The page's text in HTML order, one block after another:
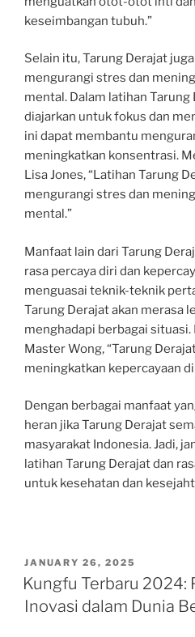
keseimbangan tubuh.”
Selain itu, Tarung Derajat
mengurangi stres dan
mental. Dalam latihan Tarung
diajarkan untuk fokus dan
ini dapat membantu
meningkatkan konsentrasi.
Lisa Jones, “Latihan Tarung
mengurangi stres dan
mental.”
Manfaat lain dari Tarung
rasa percaya diri dan
menguasai teknik-teknik
Tarung Derajat akan merasa
menghadapi berbagai
Master Wong, “Tarung
meningkatkan kepercayaan
Dengan berbagai manfaat
heran jika Tarung Derajat
masyarakat Indonesia. Jadi,
latihan Tarung Derajat dan
untuk kesehatan dan
POSTED
ON
JANUARY 26, 2025
Kungfu Terbaru 2024:
Inovasi dalam Dunia